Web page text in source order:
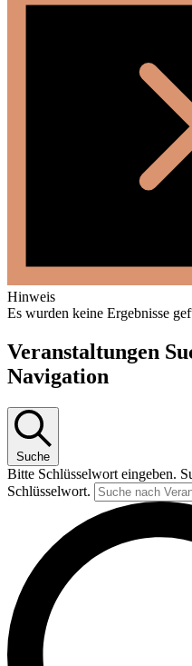
Hinweis
Es wurden keine Ergebnisse
Veranstaltungen
Navigation
Suche
Bitte Schlüsselwort eingeben.
Schlüsselwort.